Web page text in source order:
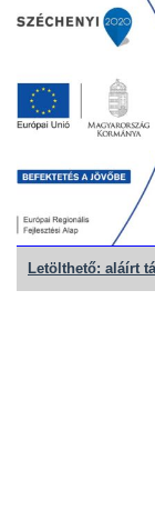
Letölthető: aláírt